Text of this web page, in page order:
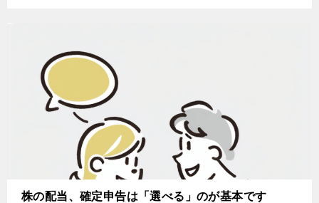
株の配当、確定申告は「選べる」のが基本です